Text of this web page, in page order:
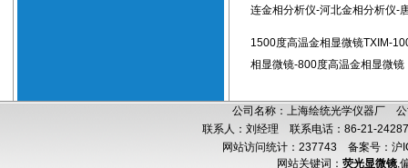
连金相分析仪-河北金相分析仪-
1500度高温金相显微镜TXIM-
相显微镜-800度高温金相显微镜
公司名称：上海绘统光学仪器厂
联系人：刘经理 联系电话：86-21-
网站访问统计：237743 备案号：沪
网站关键词： 荧光显微镜,